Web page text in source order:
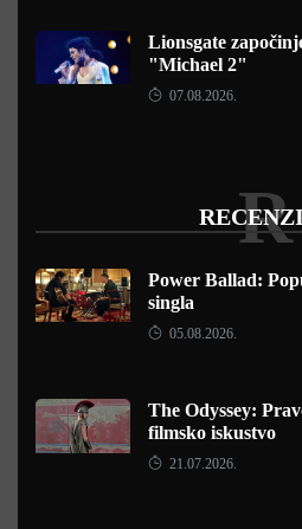
Lionsgate
"Michael 2"
07.08.2026.
R
Power Ballad:
singla
05.08.2026.
The Odyssey:
filmsko iskustvo
21.07.2026.